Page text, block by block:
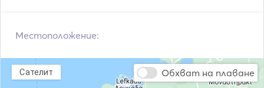
Местоположение:
Обхват на плаване
Сателит